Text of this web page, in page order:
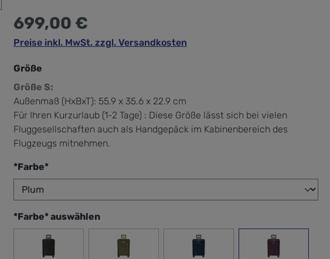
699,00 €
Preise inkl. MwSt. zzgl. Versandkosten
Größe
Größe S:
Außenmaß (HxBxT): 55.9 x 35.6 x 22.9 cm
Für Ihren Kurzurlaub (1-2 Tage) : Diese Größe lässt sich bei vielen
Fluggesellschaften auch als Handgepäck im Kabinenbereich des
Flugzeugs mitnehmen.
*Farbe*auswählen
*Farbe* auswählen
Black Olive navy plum